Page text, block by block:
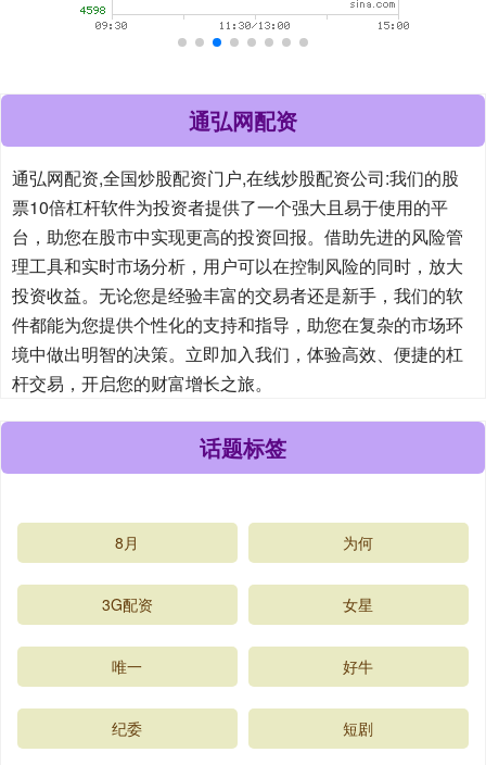
通弘网配资
通弘网配资,全国炒股配资门户,在线炒股配资公司:我们的股
票10倍杠杆软件为投资者提供了一个强大且易于使用的平
台，助您在股市中实现更高的投资回报。借助先进的风险管
理工具和实时市场分析，用户可以在控制风险的同时，放大
投资收益。无论您是经验丰富的交易者还是新手，我们的软
件都能为您提供个性化的支持和指导，助您在复杂的市场环
境中做出明智的决策。立即加入我们，体验高效、便捷的杠
杆交易，开启您的财富增长之旅。
话题标签
8月 为何
3G配资 女星
唯一 好牛
纪委 短剧